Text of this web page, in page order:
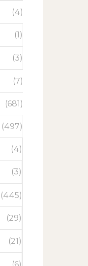
(4)
(1)
(3)
(7)
(681)
(497)
(4)
(3)
(445)
(29)
(21)
(6)